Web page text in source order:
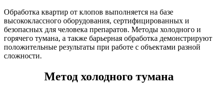
Обработка квартир от клопов выполняется на базе
высококлассного оборудования, сертифицированных и
безопасных для человека препаратов. Методы холодного и
горячего тумана, а также барьерная обработка демонстрируют
положительные результаты при работе с объектами разной
сложности.
Метод холодного тумана